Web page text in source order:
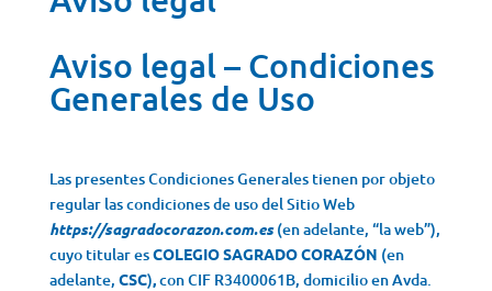
Aviso legal – Condiciones
Generales de Uso
Las presentes Condiciones Generales tienen por objeto
regular las condiciones de uso del Sitio Web
https://sagradocorazon.com.es(en adelante, “la web”),
cuyo titular esCOLEGIO SAGRADO CORAZÓN (en
adelante, CSC),con CIF R3400061B, domicilio en Avda.